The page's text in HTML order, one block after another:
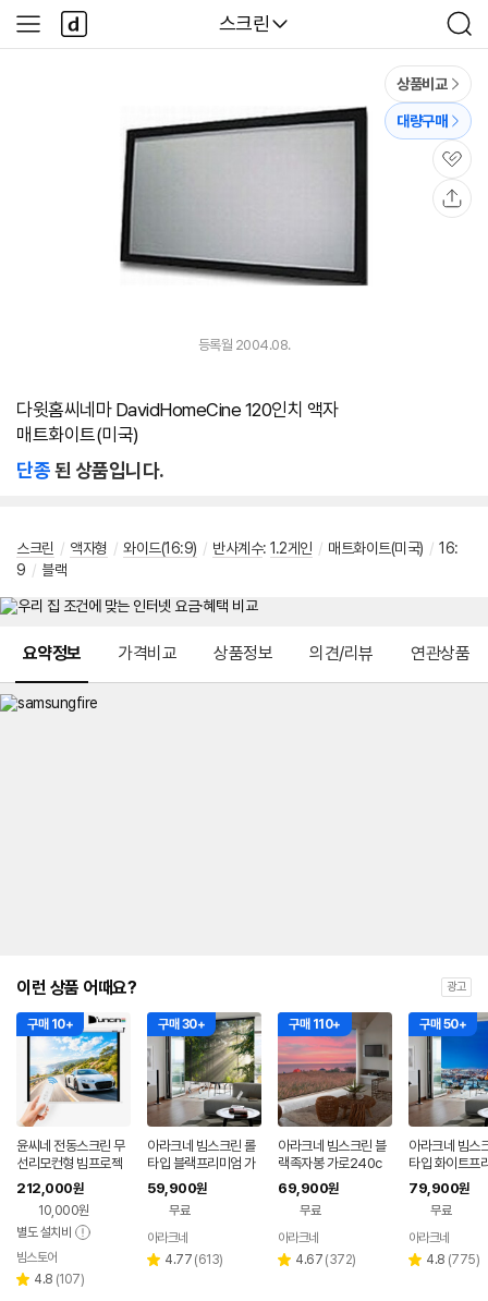
다나와
스크린
검
색
사
이
다
나
와
상품비교
대량구매
관
심
등록월 2004.08.
다윗홈씨네마 DavidHomeCine 120인치 액자
매트화이트(미국)
단종된 상품입니다.
스크린 / 액자형 / 와이드(16:9) / 반사계수: 1.2게인 / 매트화이트(미국) / 16:
9 / 블랙
요약정보 가격비교 상품정보 의견/리뷰 연관상품
이런 상품 어때요? 광고
구매 10+
윤씨네 전동스크린 무
선리모컨형 빔프로젝
터 빔스크린 노출형 2
90cm(120인치), 1개
212,000원
10,000원
별도 설치비
페이
빔스토어
별 4.8 리
(107)
구매 30+
아라크네 빔스크린 롤
타입 블랙프리미엄 가
로200cm x 세로160
cm (100인치)
59,900원
무료
아라크네
별 4.77 리
(613)
구매 110+
아라크네 빔스크린 블
랙족자봉 가로240c
m x 세로200cm (12
0인치)
69,900원
무료
아라크네
별 4.67 리
(372)
구매 50+
아라크네 빔스
타입 화이트프
가로240cm x
00cm (120인
79,900원
무료
아라크네
별 4.8 리
(775)